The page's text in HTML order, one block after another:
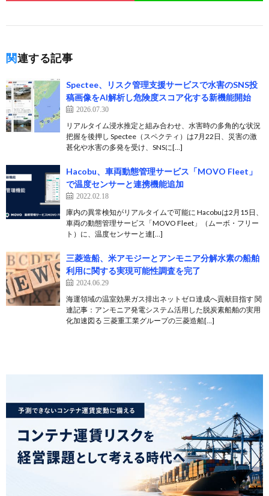
関連する記事
Spectee、リスク管理支援サービスで水害のSNS投
稿画像をAI解析し危険度スコア化する新機能開始
2026.07.30
リアルタイム浸水推定と組み合わせ、水害時の多角的な状況
把握を後押し Spectee（スペクティ）は7月22日、災害の激
甚化や水害の多発を受け、SNSに[…]
Hacobu、車両動態管理サービス「MOVO Fleet」
で温度センサーと連携機能追加
2022.02.18
庫内の異常検知がリアルタイムで可能に Hacobuは2月15日、
車両の動態管理サービス「MOVO Fleet」（ムーボ・フリー
ト）に、温度センサーと連[…]
三菱造船、米アモジーとアンモニア分解水素の船舶
利用に関する実現可能性調査を完了
2024.06.29
海運領域の温室効果ガス排出ネットゼロ達成へ貢献目指す 関
連記事：アンモニア発電システム活用した脱炭素船舶の実用
化加速図る 三菱重工業グループの三菱造船[…]